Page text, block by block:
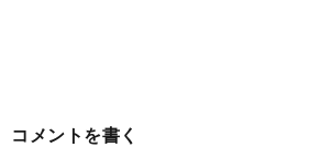
コメントを書く